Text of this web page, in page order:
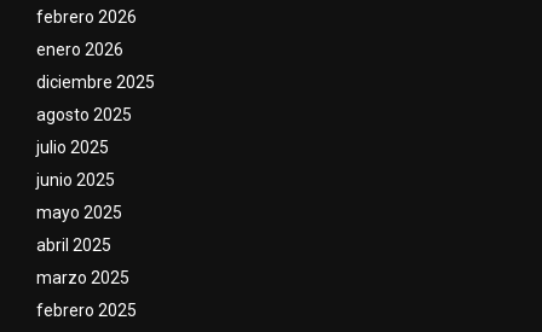
febrero 2026
enero 2026
diciembre 2025
agosto 2025
julio 2025
junio 2025
mayo 2025
abril 2025
marzo 2025
febrero 2025